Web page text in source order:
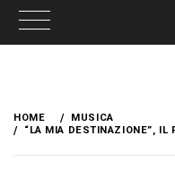
content
HOME
MUSICA
“LA MIA DESTINAZIONE”, IL